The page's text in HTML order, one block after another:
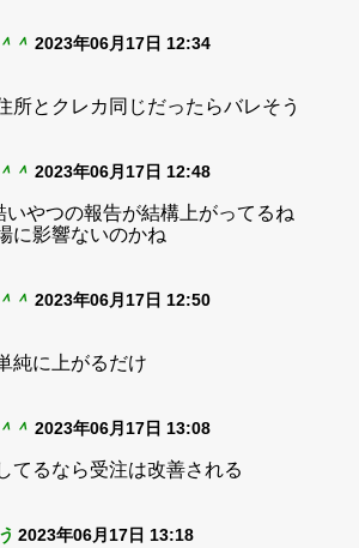
＾ 2023年06月17日 12:34
所とクレカ同じだったらバレそう
＾ 2023年06月17日 12:48
いやつの報告が結構上がってるね
に影響ないのかね
＾ 2023年06月17日 12:50
純に上がるだけ
＾ 2023年06月17日 13:08
てるなら受注は改善される
2023年06月17日 13:18